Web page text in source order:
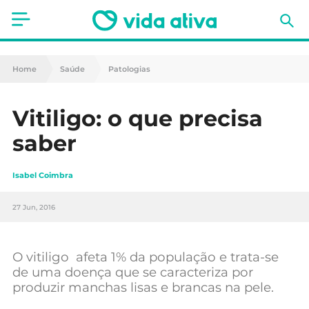
Saúde
Nutrição
Animais de Estimação
Home Saúde Patologias
Vitiligo: o que precisa
saber
Isabel Coimbra
27 Jun, 2016
O vitiligo afeta 1% da população e trata-se
de uma doença que se caracteriza por
produzir manchas lisas e brancas na pele.